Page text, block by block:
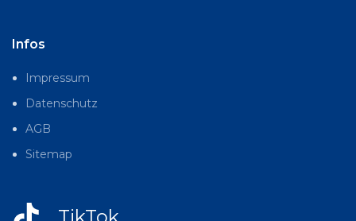
Infos
Impressum
Datenschutz
AGB
Sitemap